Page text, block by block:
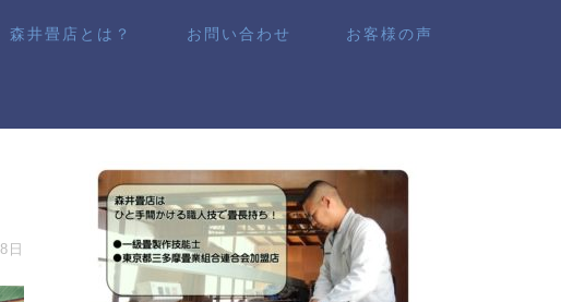
森井畳店とは？ お問い合わせ お客様の声
日